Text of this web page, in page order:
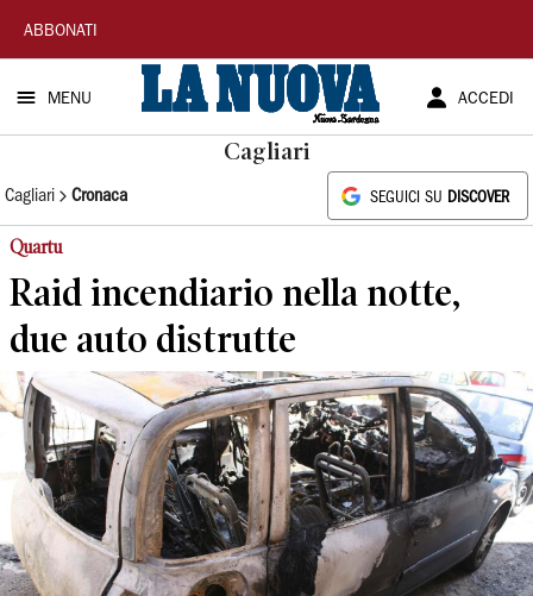
La
Nuova
Sardegna
ABBONATI
MENU ACCEDI
Cagliari
Cagliari Cronaca SEGUICI SU DISCOVER
Quartu
Raid incendiario nella notte,
due auto distrutte